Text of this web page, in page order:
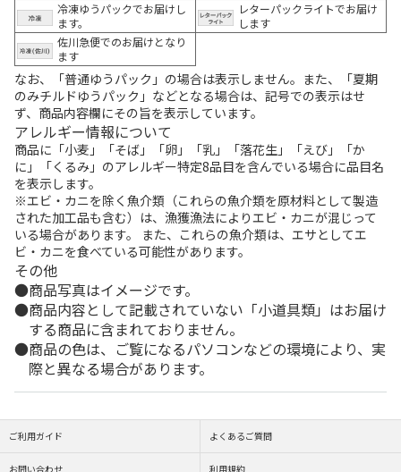
冷凍ゆうパックでお届けし
ます。
レターパックライトでお届け
します
佐川急便でのお届けとなり
ます
なお、「普通ゆうパック」の場合は表示しません。また、「夏期
のみチルドゆうパック」などとなる場合は、記号での表示はせ
ず、商品内容欄にその旨を表示しています。
アレルギー情報について
商品に「小麦」「そば」「卵」「乳」「落花生」「えび」「か
に」「くるみ」のアレルギー特定8品目を含んでいる場合に品目名
を表示します。
※エビ・カニを除く魚介類（これらの魚介類を原材料として製造
された加工品も含む）は、漁獲漁法によりエビ・カニが混じって
いる場合があります。 また、これらの魚介類は、エサとしてエ
ビ・カニを食べている可能性があります。
その他
商品写真はイメージです。
商品内容として記載されていない「小道具類」はお届け
する商品に含まれておりません。
商品の色は、ご覧になるパソコンなどの環境により、実
際と異なる場合があります。
ご利用ガイド よくあるご質問
お問い合わせ 利用規約